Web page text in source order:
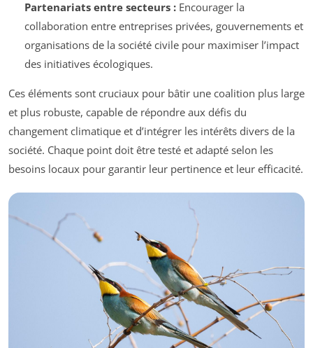
Partenariats entre secteurs :Encourager la
collaboration entre entreprises privées, gouvernements et
organisations de la société civile pour maximiser l’impact
des initiatives écologiques.
Ces éléments sont cruciaux pour bâtir une coalition plus large
et plus robuste, capable de répondre aux défis du
changement climatique et d’intégrer les intérêts divers de la
société. Chaque point doit être testé et adapté selon les
besoins locaux pour garantir leur pertinence et leur efficacité.